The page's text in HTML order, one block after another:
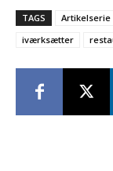
TAGS Artikelserie
iværksætter